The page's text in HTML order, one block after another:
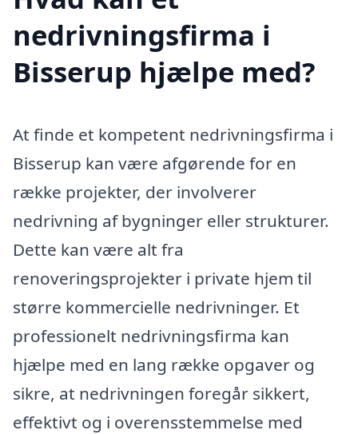
nedrivningsfirma i
Bisserup hjælpe med?
At finde et kompetent nedrivningsfirma i
Bisserup kan være afgørende for en
række projekter, der involverer
nedrivning af bygninger eller strukturer.
Dette kan være alt fra
renoveringsprojekter i private hjem til
større kommercielle nedrivninger. Et
professionelt nedrivningsfirma kan
hjælpe med en lang række opgaver og
sikre, at nedrivningen foregår sikkert,
effektivt og i overensstemmelse med